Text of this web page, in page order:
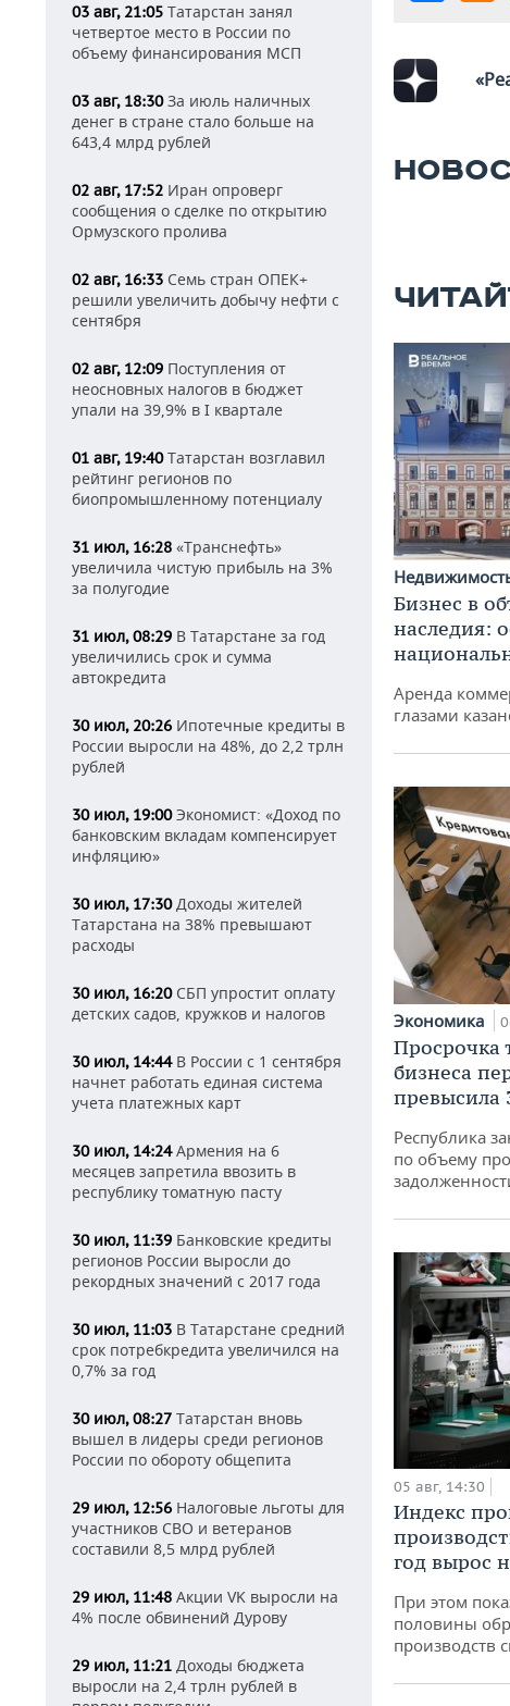
03 авг, 21:05 Татарстан занял
четвертое место в России по
объему финансирования МСП
03 авг, 18:30За июль наличных
денег в стране стало больше на
643,4 млрд рублей
02 авг, 17:52 Иран опроверг
сообщения о сделке по открытию
Ормузского пролива
02 авг, 16:33 Семь стран ОПЕК+
решили увеличить добычу нефти с
сентября
02 авг, 12:09 Поступления от
неосновных налогов в бюджет
упали на 39,9% в I квартале
01 авг, 19:40Татарстан возглавил
рейтинг регионов по
биопромышленному потенциалу
31 июл, 16:28 «Транснефть»
увеличила чистую прибыль на 3%
за полугодие
31 июл, 08:29 В Татарстане за год
увеличились срок и сумма
автокредита
30 июл, 20:26 Ипотечные кредиты в
России выросли на 48%, до 2,2 трлн
рублей
30 июл, 19:00Экономист: «Доход по
банковским вкладам компенсирует
инфляцию»
30 июл, 17:30Доходы жителей
Татарстана на 38% превышают
расходы
30 июл, 16:20СБП упростит оплату
детских садов, кружков и налогов
30 июл, 14:44В России с 1 сентября
начнет работать единая система
учета платежных карт
30 июл, 14:24Армения на 6
месяцев запретила ввозить в
республику томатную пасту
30 июл, 11:39 Банковские кредиты
регионов России выросли до
рекордных значений с 2017 года
30 июл, 11:03 В Татарстане средний
срок потребкредита увеличился на
0,7% за год
30 июл, 08:27 Татарстан вновь
вышел в лидеры среди регионов
России по обороту общепита
29 июл, 12:56 Налоговые льготы для
участников СВО и ветеранов
составили 8,5 млрд рублей
29 июл, 11:48 Акции VK выросли на
4% после обвинений Дурову
29 июл, 11:21 Доходы бюджета
выросли на 2,4 трлн рублей в
Бизнес в
наследия:
Аренда
глазами
Экономика
Просрочка
бизнеса
превысила
Республика
по объему
05 авг, 14:30
Индекс
год вырос
При этом
половины
производств